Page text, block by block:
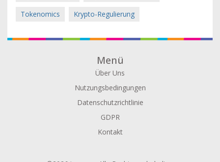
Tokenomics Krypto-Regulierung
Menü
Über Uns
Nutzungsbedingungen
Datenschutzrichtlinie
GDPR
Kontakt